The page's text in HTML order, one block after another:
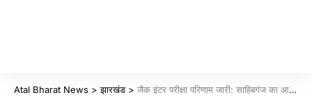
Atal Bharat News >झारखंड > जैक इंटर परीक्षा परिणाम जारी: साहिबगंज का आर्ट्स और कॉमर्स में 20वां स्थान और साइंस में 15वां स्थान